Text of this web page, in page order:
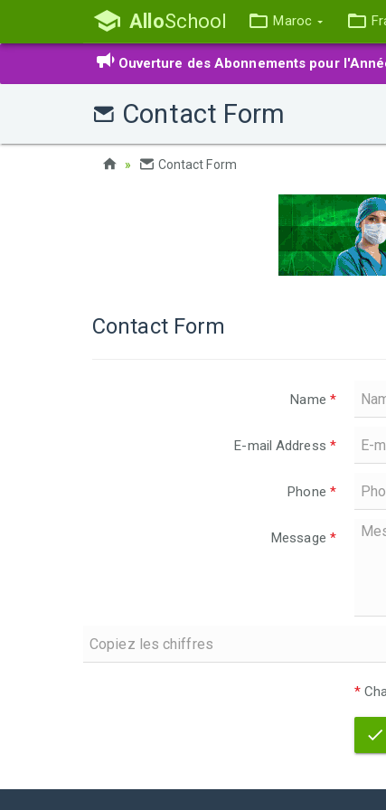
AlloSchool Maroc
Ouverture des Abonnements pour
Contact Form
Contact Form
Contact Form
Name *
E-mail Address *
Phone *
Message *
*